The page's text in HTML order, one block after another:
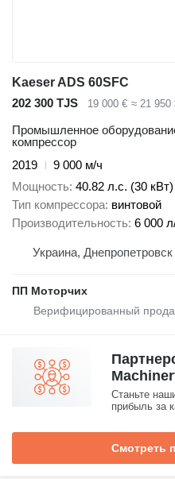
Kaeser ADS 60SFC
202 300 TJS
19 000 € ≈ 21 950
Промышленное
компрессор
2019
9 000 м/ч
Мощность 40.82 л.с. (30 кВт)
Тип компрессора винтовой
Производительность 6 000
Украина, Днепропетровск
ПП Моторчих
Станьте
прибыль за
Смотреть